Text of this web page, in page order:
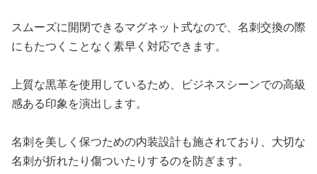
スムーズに開閉できるマグネット式なので、名刺交換の際
にもたつくことなく素早く対応できます。
上質な黒革を使用しているため、ビジネスシーンでの高級
感ある印象を演出します。
名刺を美しく保つための内装設計も施されており、大切な
名刺が折れたり傷ついたりするのを防ぎます。